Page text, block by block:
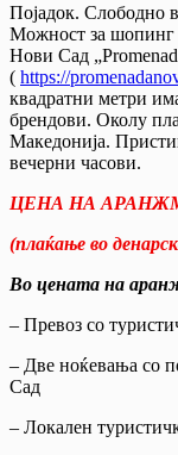
Појадок. Слободно
Можност за шопинг
Нови Сад
( https://
квадратни метри
брендови. Околу
Македонија.
вечерни часови.
ЦЕНА НА
(плаќање во
Во цената на
– Превоз со
– Две ноќевања со
Сад
– Локален